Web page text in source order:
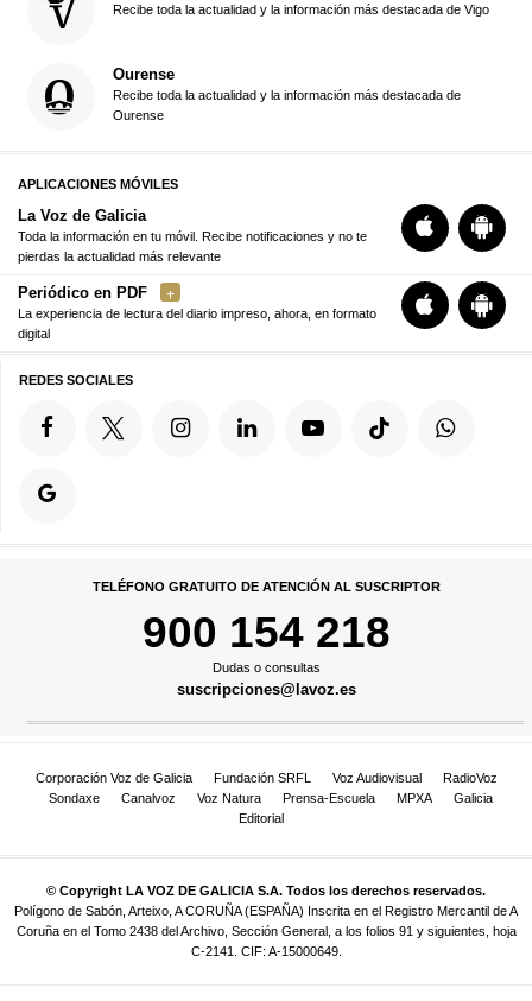
Recibe toda la actualidad y la información más destacada de Vigo
Ourense
Recibe toda la actualidad y la información más destacada de
Ourense
APLICACIONES MÓVILES
La Voz de Galicia
Toda la información en tu móvil. Recibe notificaciones y no te
pierdas la actualidad más relevante
Periódico en PDF
La experiencia de lectura del diario impreso, ahora, en formato
digital
REDES SOCIALES
TELÉFONO GRATUITO DE ATENCIÓN AL SUSCRIPTOR
900 154 218
Dudas o consultas
suscripciones@lavoz.es
Corporación Voz de Galicia Fundación SRFL Voz Audiovisual
RadioVoz
Sondaxe
Canalvoz Voz Natura Prensa-Escuela MPXA
Galicia
Editorial
© Copyright LA VOZ DE GALICIA S.A. Todos los derechos reservados.
Polígono de Sabón, Arteixo, A CORUÑA (ESPAÑA) Inscrita en el Registro Mercantil de A
Coruña en el Tomo 2438 del Archivo, Sección General, a los folios 91 y siguientes, hoja
C-2141. CIF: A-15000649.